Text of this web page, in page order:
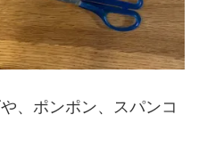
、ポンポン、スパンコ